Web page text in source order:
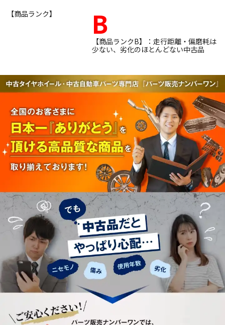
【商品ランク】
B
【商品ランクB】：走行距離・偏磨耗は
少ない、劣化のほとんどない中古品